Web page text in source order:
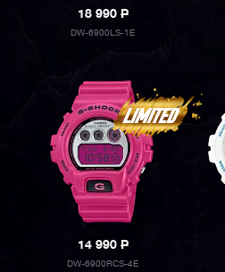
18 990P
DW-6900LS-1E
14 990P
DW-6900RCS-4E